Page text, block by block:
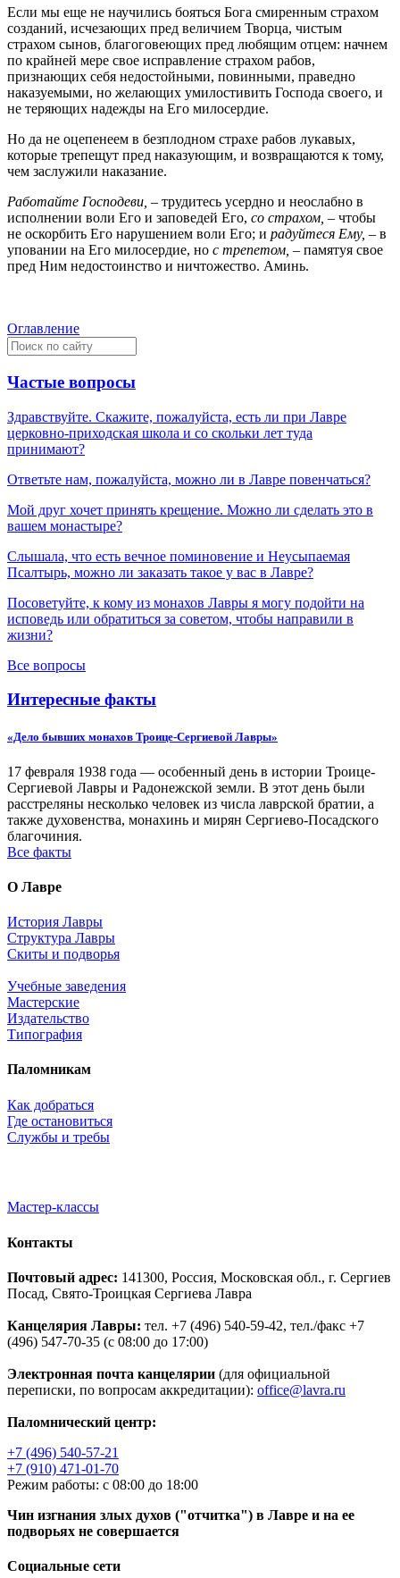
Если мы еще не научились бояться Бога смиренным страхом
созданий, исчезающих пред величием Творца, чистым
страхом сынов, благоговеющих пред любящим отцем: начнем
по крайней мере свое исправление страхом рабов,
признающих себя недостойными, повинными, праведно
наказуемыми, но желающих умилостивить Господа своего, и
не теряющих надежды на Его милосердие.
Но да не оцепенеем в безплодном страхе рабов лукавых,
которые трепещут пред наказующим, и возвращаются к тому,
чем заслужили наказание.
Работайте Господеви, – трудитесь усердно и неослабно в
исполнении воли Его и заповедей Его, со страхом, – чтобы
не оскорбить Его нарушением воли Его; и радуйтеся Ему, – в
уповании на Его милосердие, но с трепетом, – памятуя свое
пред Ним недостоинство и ничтожество. Аминь.
Оглавление
Частые вопросы
Здравствуйте. Скажите, пожалуйста, есть ли при Лавре
церковно-приходская школа и со скольки лет туда
принимают?
Ответьте нам, пожалуйста, можно ли в Лавре повенчаться?
Мой друг хочет принять крещение. Можно ли сделать это в
вашем монастыре?
Слышала, что есть вечное поминовение и Неусыпаемая
Псалтырь, можно ли заказать такое у вас в Лавре?
Посоветуйте, к кому из монахов Лавры я могу подойти на
исповедь или обратиться за советом, чтобы направили в
жизни?
Все вопросы
Интересные факты
«Дело бывших монахов Троице-Сергиевой Лавры»
17 февраля 1938 года — особенный день в истории Троице-
Сергиевой Лавры и Радонежской земли. В этот день были
расстреляны несколько человек из числа лаврской братии, а
также духовенства, монахинь и мирян Сергиево-Посадского
благочиния.
Все факты
О Лавре
История Лавры
Структура Лавры
Скиты и подворья
Учебные заведения
Мастерские
Издательство
Типография
Паломникам
Как добраться
Где остановиться
Службы и требы
Мастер-классы
Контакты
Почтовый адрес: 141300, Россия, Московская обл., г. Сергиев
Посад, Свято-Троицкая Сергиева Лавра
Канцелярия Лавры: тел. +7 (496) 540-59-42, тел./факс +7
(496) 547-70-35 (с 08:00 до 17:00)
Электронная почта канцелярии (для официальной
переписки, по вопросам аккредитации): office@lavra.ru
Паломнический центр:
+7 (496) 540-57-21
+7 (910) 471-01-70
Режим работы: с 08:00 до 18:00
Чин изгнания злых духов ("отчитка") в Лавре и на ее
подворьях не совершается
Социальные сети